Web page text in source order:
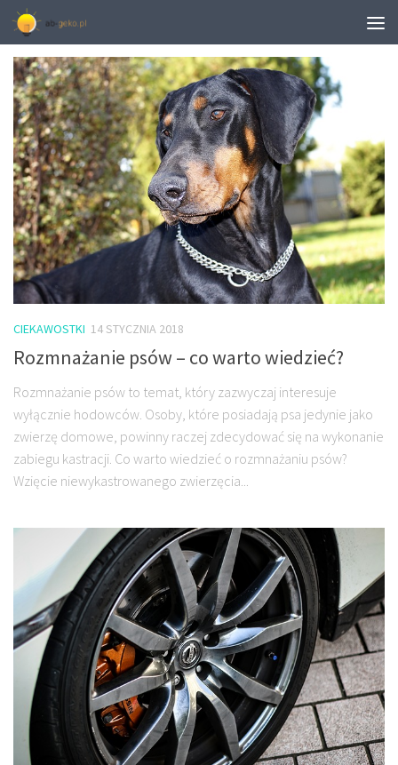
TAGGED:
CIEKAWOSTKI 14 STYCZNIA 2018
Rozmnażanie psów – co warto wiedzieć?
Rozmnażanie psów to temat, który zazwyczaj interesuje
wyłącznie hodowców. Osoby, które posiadają psa jedynie jako
zwierzę domowe, powinny raczej zdecydować się na wykonanie
zabiegu kastracji. Co warto wiedzieć o rozmnażaniu psów?
Wzięcie niewykastrowanego zwierzęcia...